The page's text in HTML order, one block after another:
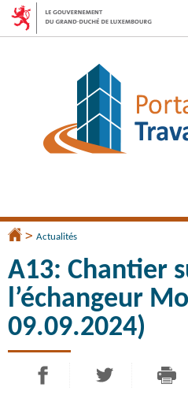
Aller
Aller
Accueil
> Actualités
A13: Chantier
l’échangeur
09.09.2024)
PARTAGER SUR FACEBOOK
PARTAGER